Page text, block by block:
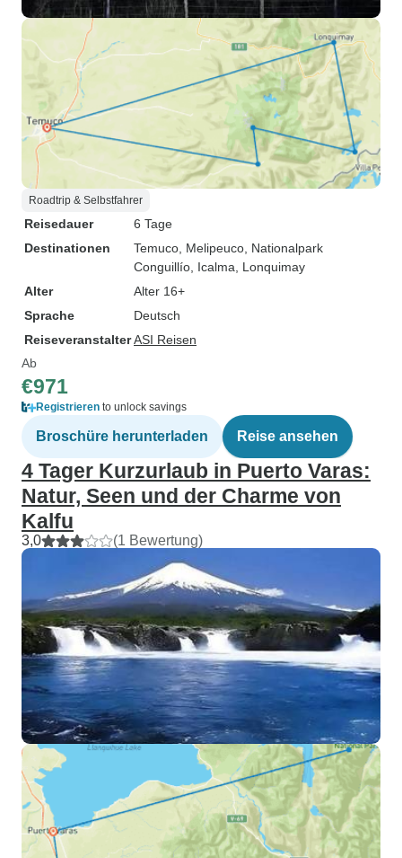
Roadtrip & Selbstfahrer
Reisedauer
6 Tage
Destinationen
Temuco , Melipeuco , Nationalpark
Conguillío , Icalma , Lonquimay
Alter
Alter 16+
Sprache
Deutsch
ReiseveranstalterASI Reisen
Ab
€971
Registrieren to unlock savings
Broschüre herunterladen Reise ansehen
4 Tager Kurzurlaub in Puerto Varas:
Natur, Seen und der Charme von
Kalfu
3,0 (1 Bewertung)